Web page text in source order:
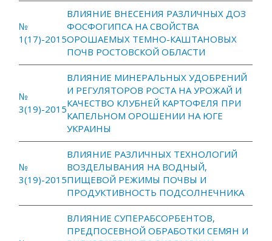
№
1(17)-2015
ВЛИЯНИЕ ВНЕСЕНИЯ РАЗЛИЧНЫХ ДОЗ
ФОСФОГИПСА НА СВОЙСТВА
ОРОШАЕМЫХ ТЕМНО-КАШТАНОВЫХ
ПОЧВ РОСТОВСКОЙ ОБЛАСТИ
№
3(19)-2015
ВЛИЯНИЕ МИНЕРАЛЬНЫХ УДОБРЕНИЙ
И РЕГУЛЯТОРОВ РОСТА НА УРОЖАЙ И
КАЧЕСТВО КЛУБНЕЙ КАРТОФЕЛЯ ПРИ
КАПЕЛЬНОМ ОРОШЕНИИ НА ЮГЕ
УКРАИНЫ
№
3(19)-2015
ВЛИЯНИЕ РАЗЛИЧНЫХ ТЕХНОЛОГИЙ
ВОЗДЕЛЫВАНИЯ НА ВОДНЫЙ,
ПИЩЕВОЙ РЕЖИМЫ ПОЧВЫ И
ПРОДУКТИВНОСТЬ ПОДСОЛНЕЧНИКА
ВЛИЯНИЕ СУПЕРАБСОРБЕНТОВ,
ПРЕДПОСЕВНОЙ ОБРАБОТКИ СЕМЯН И